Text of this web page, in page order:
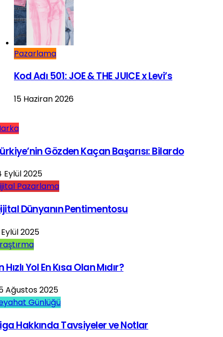
Pazarlama
Kod Adı 501: JOE & THE JUICE x Levi’s
15 Haziran 2026
Gözden Kaçan Başarısı: Bilardo
Eylül 2025
Pazarlama
Dünyanın Pentimentosu
2025
Hızlı Yol En Kısa Olan Mıdır?
Ağustos 2025
Günlüğü
Hakkında Tavsiyeler ve Notlar